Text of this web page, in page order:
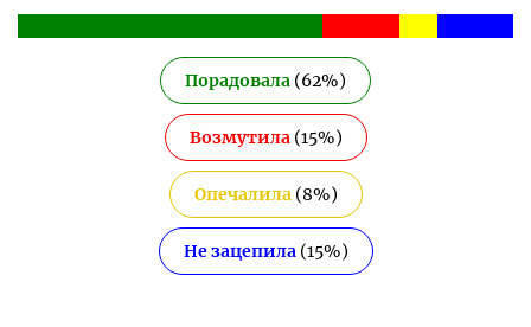
Порадовала (62%)
Возмутила(15%)
Опечалила(8%)
Не зацепила(15%)